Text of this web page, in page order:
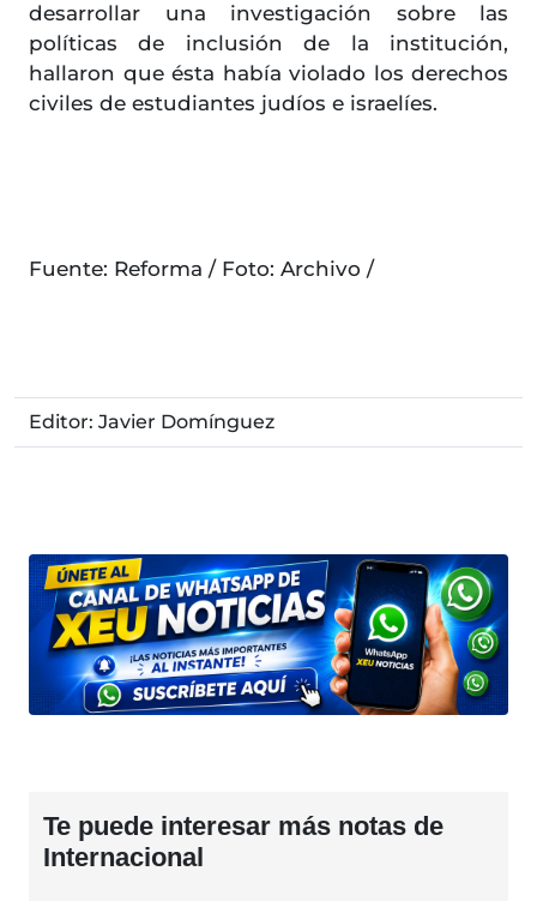
desarrollar una investigación sobre las
políticas de inclusión de la institución,
hallaron que ésta había violado los derechos
civiles de estudiantes judíos e israelíes.
Fuente: Reforma / Foto: Archivo /
Editor: Javier Domínguez
Te puede interesar más notas de
Internacional